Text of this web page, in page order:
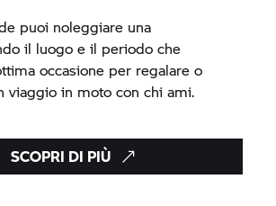
puoi noleggiare una
il luogo e il periodo che
occasione per regalare o
viaggio in moto con chi ami.
SCOPRI DI PIÙ